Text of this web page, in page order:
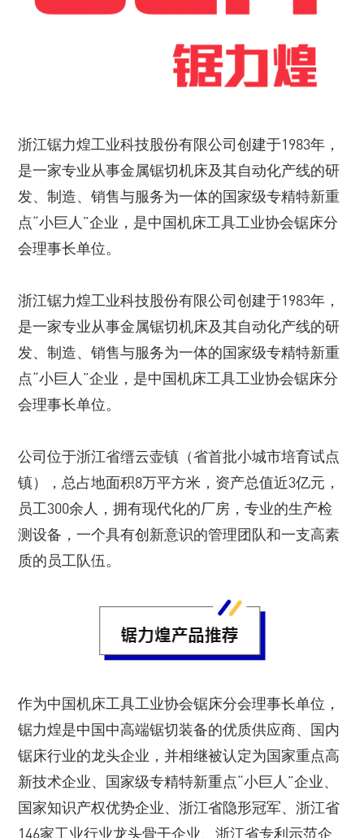
浙江锯力煌工业科技股份有限公司创建于1983年，
是一家专业从事金属锯切机床及其自动化产线的研
发、制造、销售与服务为一体的国家级专精特新重
点“小巨人”企业，是中国机床工具工业协会锯床分
会理事长单位。
浙江锯力煌工业科技股份有限公司创建于1983年，
是一家专业从事金属锯切机床及其自动化产线的研
发、制造、销售与服务为一体的国家级专精特新重
点“小巨人”企业，是中国机床工具工业协会锯床分
会理事长单位。
公司位于浙江省缙云壶镇（省首批小城市培育试点
镇），总占地面积8万平方米，资产总值近3亿元，
员工300余人，拥有现代化的厂房，专业的生产检
测设备，一个具有创新意识的管理团队和一支高素
质的员工队伍。
作为中国机床工具工业协会锯床分会理事长单位，
锯力煌是中国中高端锯切装备的优质供应商、国内
锯床行业的龙头企业，并相继被认定为国家重点高
新技术企业、国家级专精特新重点“小巨人”企业、
国家知识产权优势企业、浙江省隐形冠军、浙江省
146家工业行业龙头骨干企业、浙江省专利示范企